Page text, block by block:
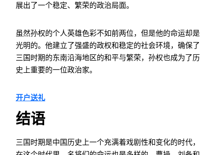
展出了一个稳定、繁荣的政治局面。
虽然孙权的个人英雄色彩不如前两位，但是他的命运却是
光明的。他建立了强盛的政权和稳定的社会环境，确保了
三国时期的东南沿海地区的和平与繁荣，孙权也成为了历
史上重要的一位政治家。
开户送礼
结语
三国时期是中国历史上一个充满着戏剧性和变化的时代，